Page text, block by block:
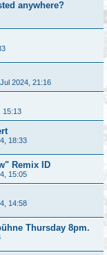
anywhere?
2024, 21:16
15:13
18:33
Remix ID
15:05
14:58
Thursday 8pm.